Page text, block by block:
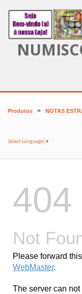
Produtos > NOTAS
Select Language ▼